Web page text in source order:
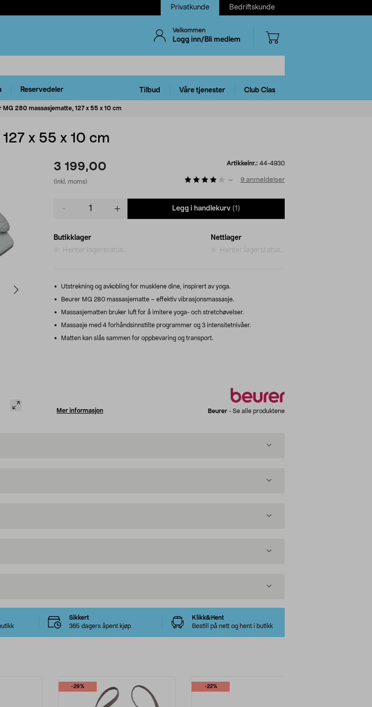
Privatkunde Bedriftskunde
Velkommen
Logg inn/Bli medlem
Reservedeler Tilbud Våre tjenester Club Clas
MG 280 massasjematte, 127 x 55 x 10 cm
x 55 x 10 cm
3 199,00
(inkl. moms)
Artikkelnr.: 44-4930
9 anmeldelser
Legg i handlekurv (1)
Butikklager
Henter lagerstatus...
Nettlager
Henter lagerstatus...
Utstrekning og avkobling for musklene dine, inspirert av yoga.
Beurer MG 280 massasjematte – effektiv vibrasjonsmassasje.
Massasjematten bruker luft for å imitere yoga- och stretchøvelser.
Massasje med 4 forhåndsinnstilte programmer og 3 intensitetnivåer.
Matten kan slås sammen for oppbevaring og transport.
Mer informasjon Beurer - Se alle produktene
Sikkert
365 dagers åpent kjøp
Klikk&Hent
Bestill på nett og hent i butikk
-29% -22%